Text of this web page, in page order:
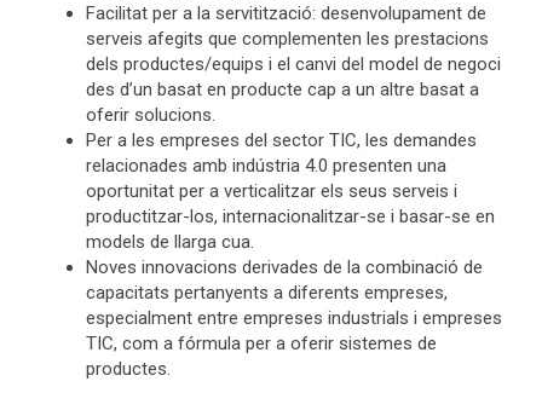
Facilitat per a la servitització: desenvolupament de
serveis afegits que complementen les prestacions
dels productes/equips i el canvi del model de negoci
des d’un basat en producte cap a un altre basat a
oferir solucions.
Per a les empreses del sector TIC, les demandes
relacionades amb indústria 4.0 presenten una
oportunitat per a verticalitzar els seus serveis i
productitzar-los, internacionalitzar-se i basar-se en
models de llarga cua.
Noves innovacions derivades de la combinació de
capacitats pertanyents a diferents empreses,
especialment entre empreses industrials i empreses
TIC, com a fórmula per a oferir sistemes de
productes.